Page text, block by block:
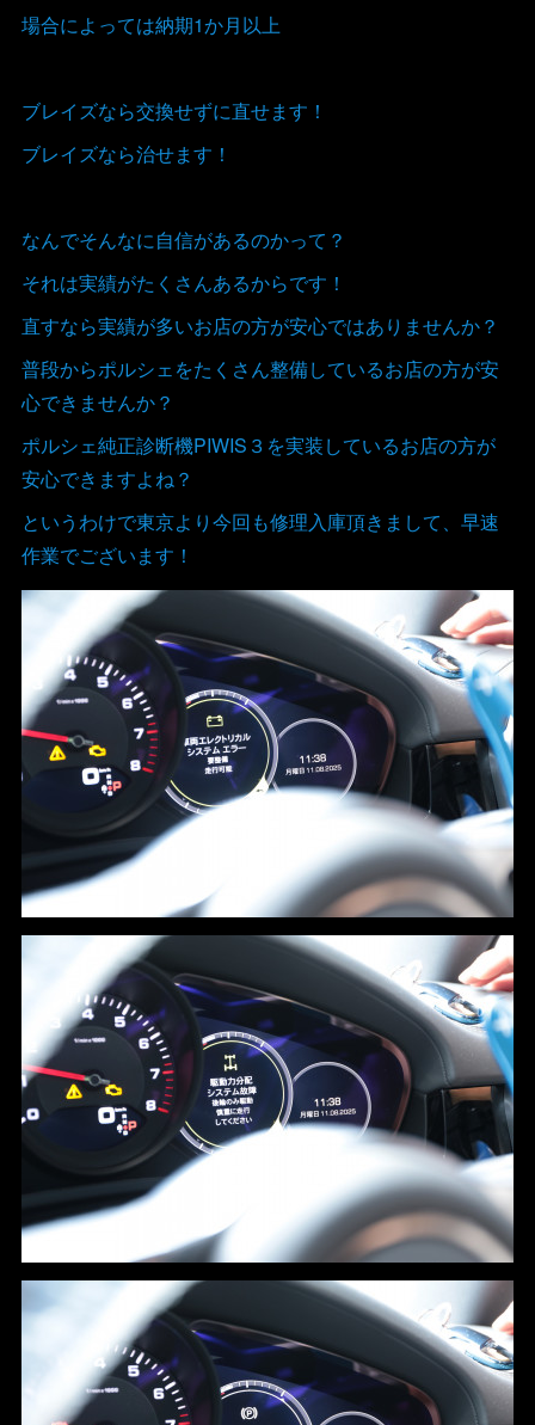
場合によっては納期1か月以上
ブレイズなら交換せずに直せます！
ブレイズなら治せます！
なんでそんなに自信があるのかって？
それは実績がたくさんあるからです！
直すなら実績が多いお店の方が安心ではありませんか？
普段からポルシェをたくさん整備しているお店の方が安
心できませんか？
ポルシェ純正診断機PIWIS３を実装しているお店の方が
安心できますよね？
というわけで東京より今回も修理入庫頂きまして、早速
作業でございます！